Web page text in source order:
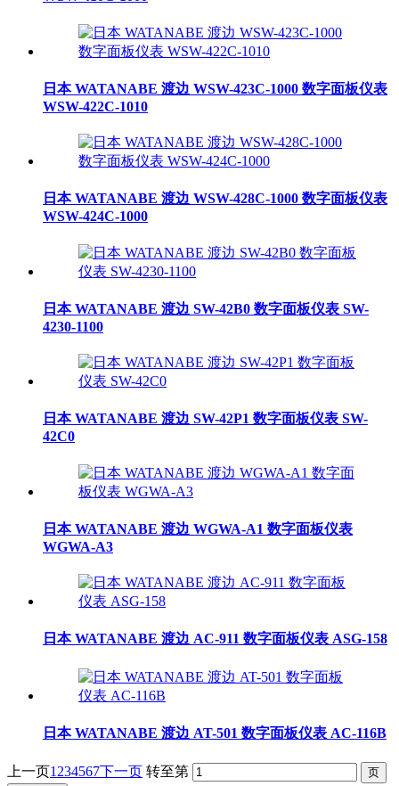
日本 WATANABE 渡边 WSW-423C-1000 数字面板仪表
WSW-422C-1010
日本 WATANABE 渡边 WSW-428C-1000 数字面板仪表
WSW-424C-1000
日本 WATANABE 渡边 SW-42B0 数字面板仪表 SW-
4230-1100
日本 WATANABE 渡边 SW-42P1 数字面板仪表 SW-
42C0
日本 WATANABE 渡边 WGWA-A1 数字面板仪表
WGWA-A3
日本 WATANABE 渡边 AC-911 数字面板仪表 ASG-158
日本 WATANABE 渡边 AT-501 数字面板仪表 AC-116B
上一页1 234567下一页 转至第